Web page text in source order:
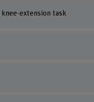
extension task